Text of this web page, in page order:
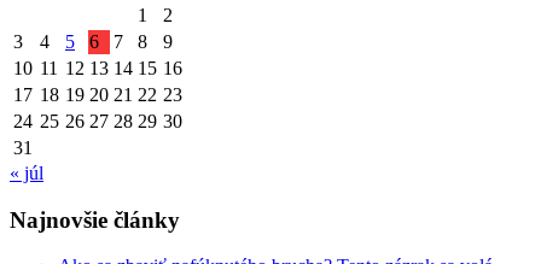
1
2
3
4 5 6 7 8
9
10 11 12 13 14 15 16
17 18 19 20 21 22 23
24 25 26 27 28 29 30
31
« júl
Najnovšie články